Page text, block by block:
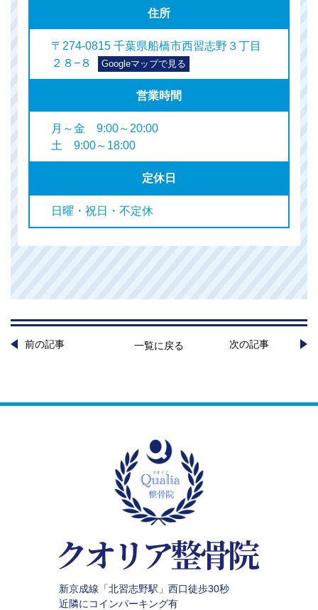
住所
〒274-0815 千葉県船橋市西習志野３丁目
２８−８
Googleマップで見る
営業時間
月～金 9:00～20:00
土 9:00～18:00
定休日
日曜・祝日・不定休
前の記事 一覧に戻る 次の記事
新京成線「北習志野駅」西口徒歩30秒
近隣にコインパーキング有